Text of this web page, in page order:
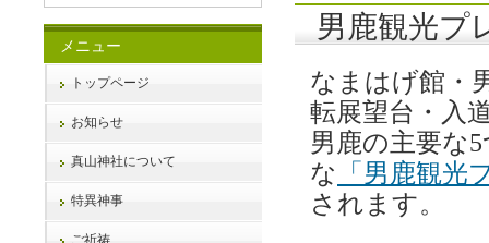
男鹿観光プ
なまはげ館・
転展望台・入
男鹿の主要な
な
「男鹿観光
されます。
メニュー
トップページ
お知らせ
真山神社について
特異神事
ご祈祷